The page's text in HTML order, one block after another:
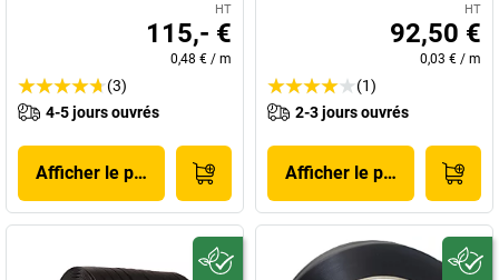
HT
115,- €
0,48 € / m
(3)
4-5 jours ouvrés
Afficher le produit
HT
92,50 €
0,03 € / m
(1)
2-3 jours ouvrés
Afficher le produit